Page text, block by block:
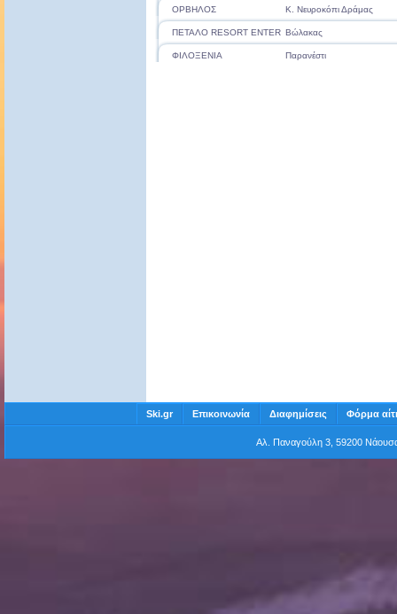
ΟΡΒΗΛΟΣ Κ. Νευροκόπι Δράμας
ΠΕΤΑΛΟ RESORT ENTER Βώλακας
ΦΙΛΟΞΕΝΙΑ Παρανέστι
Ski.gr Επικοινωνία Διαφημίσεις Φόρμα
Αλ. Παναγούλη 3, 59200